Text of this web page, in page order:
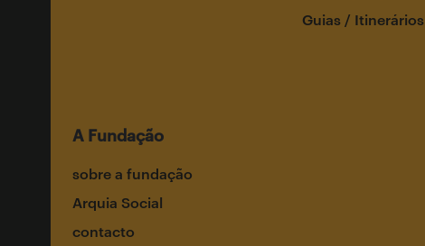
Guias / Itinerários
A Fundação
sobre a fundação
Arquia Social
contacto